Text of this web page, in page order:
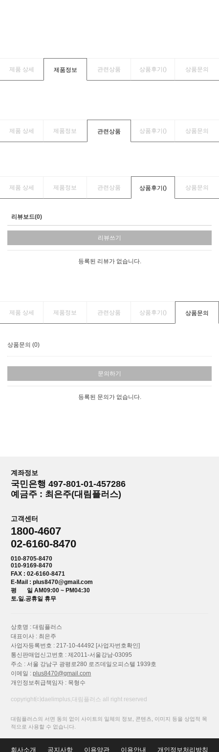
제품 상세 제품정보 관련상품 상품후기() 상품문의
제품 상세 제품정보 관련상품 상품후기() 상품문의
제품 상세 제품정보 관련상품 상품후기() 상품문의
리뷰보드(0)
리뷰쓰기
등록된 리뷰가 없습니다.
제품 상세 제품정보 관련상품 상품후기() 상품문의
상품문의 (0)
문의하기
등록된 문의가 없습니다.
계좌정보
국민은행 497-801-01-457286
예금주 : 최은주(대림플러스)
고객센터
1800-4607
02-6160-8470
010-8705-8470
010-9169-8470
FAX : 02-6160-8471
E-Mail : plus8470@gmail.com
평 일 AM09:00 ~ PM04:30
토.일.공휴일 휴무
상호명 : 대림플러스
대표이사 : 최은주
사업자등록번호 : 217-10-44492 [사업자번호확인]
통신판매업신고번호 : 제2011-서울강남-03095
주소 : 서울 강남구 광평로280 로즈데일오피스텔 1939호
이메일 :plus8470@gmail.com
개인정보취급책임자 : 목형수
copyright⒞daelimplus,대림플러스 all right reserved
대림플러스의 서면 동의 없이 사이트의 일체의 정보, 콘텐츠, 이미지 등을 상업적 목
적으로 사용할 수 없습니다.
회사소개 공지사항 이용약관 이용안내 개인정보처리방침